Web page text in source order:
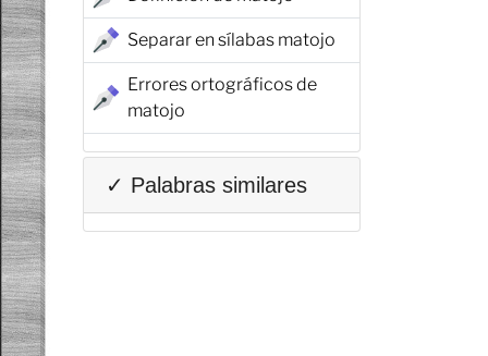
Separar en sílabas matojo
Errores ortográficos de
matojo
✓ Palabras similares